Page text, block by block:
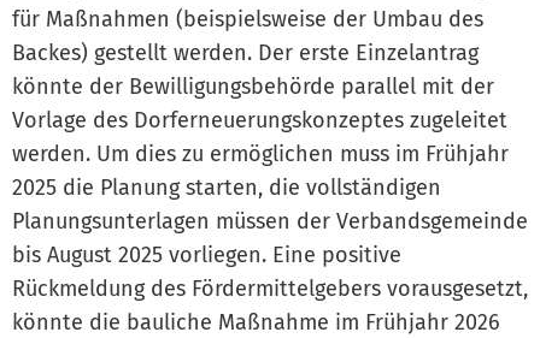
für Maßnahmen (beispielsweise der Umbau des
Backes) gestellt werden. Der erste Einzelantrag
könnte der Bewilligungsbehörde parallel mit der
Vorlage des Dorferneuerungskonzeptes zugeleitet
werden. Um dies zu ermöglichen muss im Frühjahr
2025 die Planung starten, die vollständigen
Planungsunterlagen müssen der Verbandsgemeinde
bis August 2025 vorliegen. Eine positive
Rückmeldung des Fördermittelgebers vorausgesetzt,
könnte die bauliche Maßnahme im Frühjahr 2026